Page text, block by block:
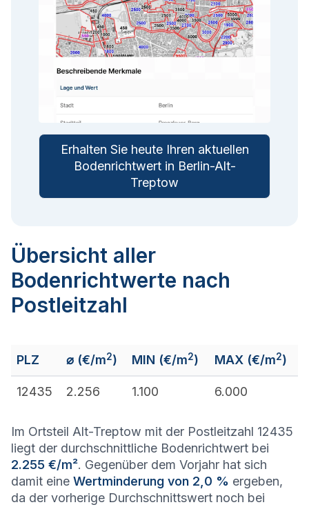
Erhalten Sie heute Ihren aktuellen
Bodenrichtwert in Berlin-Alt-
Treptow
Übersicht aller
Bodenrichtwerte nach
Postleitzahl
PLZ ⌀ (€/m2) MIN (€/m2) MAX (€/m2)
12435 2.256 1.100 6.000
Im Ortsteil Alt-Treptow mit der Postleitzahl 12435
liegt der durchschnittliche Bodenrichtwert bei
2.255 €/m². Gegenüber dem Vorjahr hat sich
damit eine Wertminderung von 2,0 % ergeben,
da der vorherige Durchschnittswert noch bei